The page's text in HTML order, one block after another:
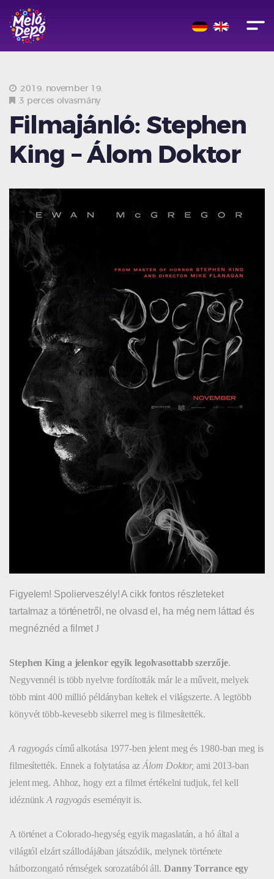
2019. november 19.
3 perces olvasmány
Filmajánló: Stephen
King – Álom Doktor
Figyelem! Spolierveszély! A cikk fontos részleteket
tartalmaz a történetről, ne olvasd el, ha még nem láttad és
megnéznéd a filmetJ
Stephen King a jelenkor egyik legolvasottabb szerzője.
Negyvennél is több nyelvre fordították már le a műveit, melyek
több mint 400 millió példányban keltek el világszerte. A legtöbb
könyvét több-kevesebb sikerrel meg is filmesítették.
A ragyogás című alkotása 1977-ben jelent meg és 1980-ban meg is
filmesítették. Ennek a folytatása azÁlom Doktor, ami 2013-ban
jelent meg. Ahhoz, hogy ezt a filmet értékelni tudjuk, fel kell
idéznünkA ragyogás eseményit is.
A történet a Colorado-hegység egyik magaslatán, a hó által a
világtól elzárt szállodájában játszódik, melynek története
hátborzongató rémségek sorozatából áll. Danny Torrance egy